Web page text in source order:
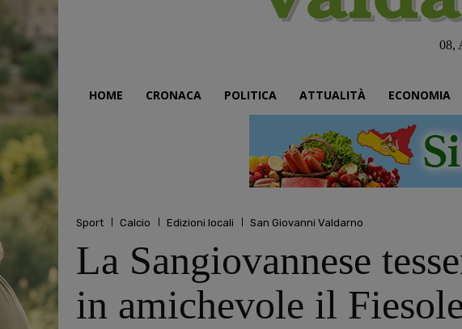
08,
HOME CRONACA POLITICA ATTUALITÀ ECONOMIA
Sport Calcio Edizioni locali San Giovanni Valdarno
La Sangiovannese
in amichevole il